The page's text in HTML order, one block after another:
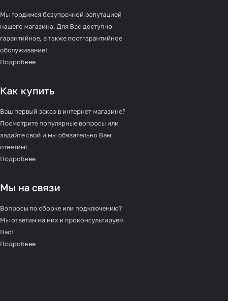
Мы гордимся безупречной репутацией
нашего магазина. Для Вас доступно
гарантийное, а также постгарантийное
обслуживание!
Подробнее
Как купить
Ваш первый заказ в интернет-магазине?
Посмотрите популярные вопросы или
задайте свой и мы обязательно Вам
ответим!
Подробнее
Мы на связи
Вопросы по сборке или подключению?
Мы ответим на них и проконсультируем
Вас!
Подробнее